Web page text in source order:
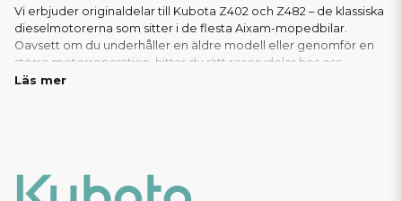
Vi erbjuder originaldelar till Kubota Z402 och Z482 – de klassiska
dieselmotorerna som sitter i de flesta Aixam-mopedbilar.
Oavsett om du underhåller en äldre modell eller genomför en
större motorreparation, hittar du rätt reservdelar hos oss.
Tack vare vårt välfyllda lager kan vi ofta erbjuda snabba
Läs mer